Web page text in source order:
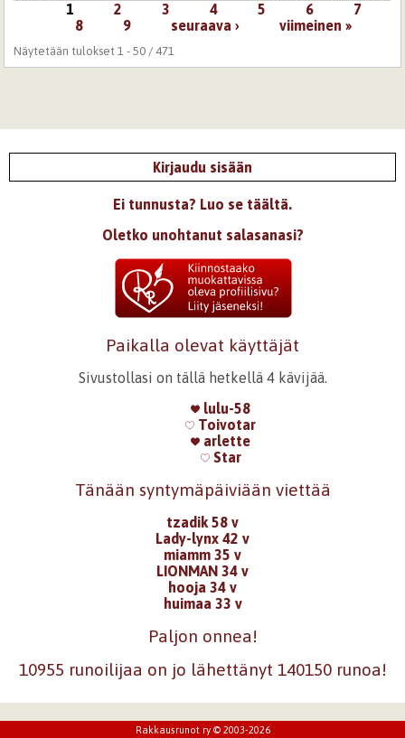
1 2 3 4 5 6
7
8
9 seuraava › viimeinen »
Näytetään tulokset 1 - 50 / 471
Kirjaudu sisään
Ei tunnusta? Luo se täältä.
Oletko unohtanut salasanasi?
Paikalla olevat käyttäjät
Sivustollasi on tällä hetkellä 4 kävijää.
lulu-58
Toivotar
arlette
Star
Tänään syntymäpäiviään viettää
tzadik 58 v
Lady-lynx 42 v
miamm 35 v
LIONMAN 34 v
hooja 34 v
huimaa 33 v
Paljon onnea!
10955 runoilijaa on jo lähettänyt 140150 runoa!
Rakkausrunot ry © 2003-2026